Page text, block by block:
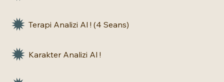
Karakter Analizi Al !
Terapi Analizi Al ! (4 Seans)